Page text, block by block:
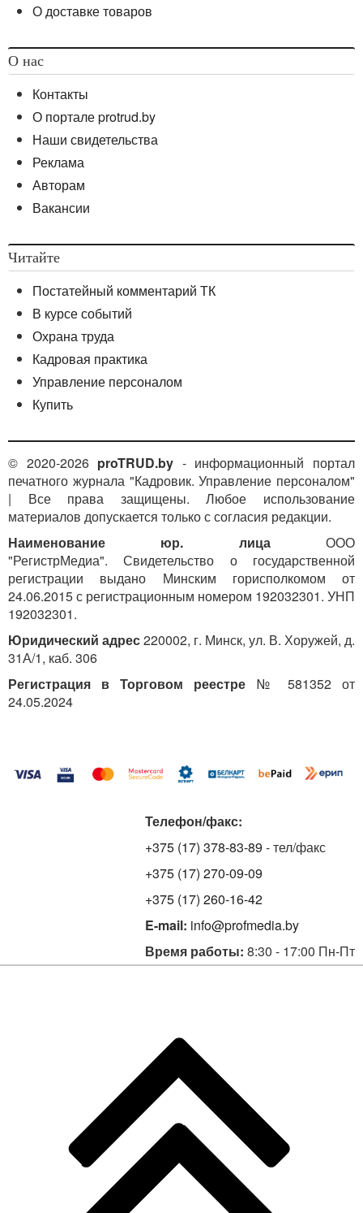
О доставке товаров
О нас
Контакты
О портале protrud.by
Наши свидетельства
Реклама
Авторам
Вакансии
Читайте
Постатейный комментарий ТК
В курсе событий
Охрана труда
Кадровая практика
Управление персоналом
Купить
© 2020-2026 proTRUD.by - информационный портал
печатного журнала "Кадровик. Управление персоналом"
| Все права защищены. Любое использование
материалов допускается только с согласия редакции.
Наименование юр. лицаООО
"РегистрМедиа". Свидетельство о государственной
регистрации выдано Минским горисполкомом от
24.06.2015 с регистрационным номером 192032301. УНП
192032301.
Юридический адрес220002, г. Минск, ул. В. Хоружей, д.
31А/1, каб. 306
Регистрация в Торговом реестре № 581352 от
24.05.2024
Телефон/факс:
+375 (17) 378-83-89 - тел/факс
+375 (17) 270-09-09
+375 (17) 260-16-42
E-mail: info@profmedia.by
Время работы: 8:30 - 17:00 Пн-Пт